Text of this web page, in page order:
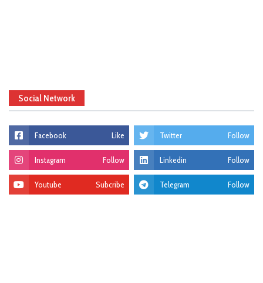
Social Network
Facebook Like Twitter Follow
Instagram Follow Linkedin Follow
Youtube Subcribe Telegram Follow